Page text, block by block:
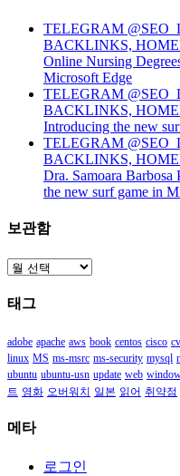
TELEGRAM
BACKLINKS,
Online Nursing
Microsoft Edge
TELEGRAM
BACKLINKS,
Introducing the new
TELEGRAM
BACKLINKS,
Dra. Samoara Barbosa
the new surf game in
보관함
보
함
태그
adobe apache aws book centos cisco
linux MS ms-msrc ms-security mysql
ubuntu ubuntu-usn update web
트 영화 오버워치 일본 읽어 취약점
메타
로그인